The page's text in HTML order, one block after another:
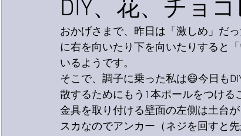
DIY、花、チョ
おかげさまで、昨日は「激しめ」だ
に右を向いたり下を向いたりすると
いるようです。
そこで、調子に乗った私は😄今日も
散するためにもう1本ポールをつける
金具を取り付ける壁面の左側は土台
スカなのでアンカー（ネジを回すと